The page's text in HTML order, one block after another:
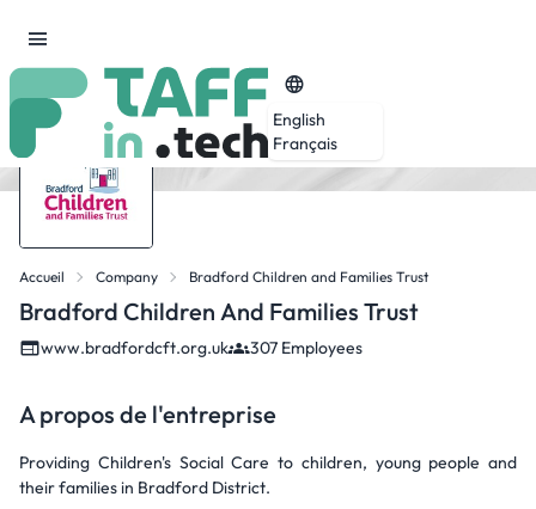
English
Français
Accueil Company Bradford Children and Families Trust
Bradford Children And Families Trust
www.bradfordcft.org.uk 307 Employees
A propos de l'entreprise
Providing Children's Social Care to children, young people and
their families in Bradford District.